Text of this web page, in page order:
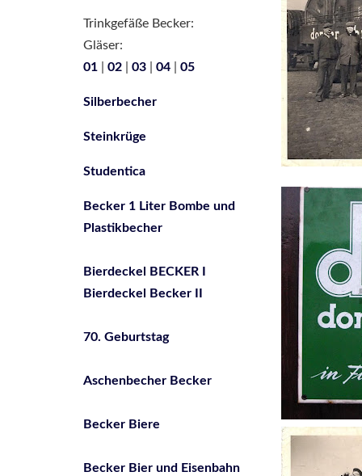
Trinkgefäße Becker:
Gläser:
01
02 03 04 05
Silberbecher
Steinkrüge
Studentica
Becker 1 Liter Bombe und
Plastikbecher
Bierdeckel BECKER I
Bierdeckel Becker II
70. Geburtstag
Aschenbecher Becker
Becker Biere
Becker Bier und Eisenbahn